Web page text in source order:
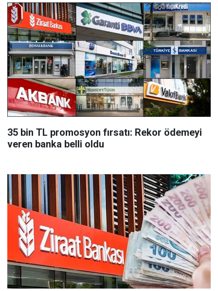
35 bin TL promosyon fırsatı: Rekor ödemeyi
veren banka belli oldu